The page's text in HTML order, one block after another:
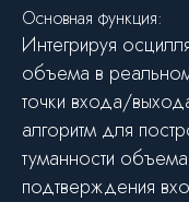
Основная функция:
Интегрируя
объема в
точки входа/
алгоритм для
туманности
подтверждения